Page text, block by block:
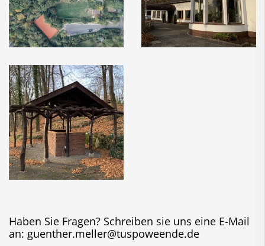
Haben Sie Fragen? Schreiben sie uns eine E-Mail
an: guenther.meller@tuspoweende.de